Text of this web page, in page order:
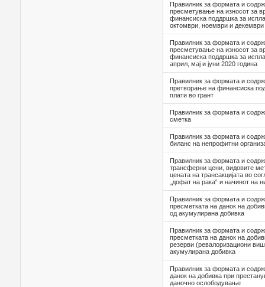
Правилник за формата и
пресметување на износот за
финансиска поддршка за
октомври, ноември и декември
Правилник за формата и
пресметување на износот за
финансиска поддршка за
април, мај и јуни 2020 година
Правилник за формата и
претворање на финансиска
плати во грант
Правилник за формата и
сметка
Правилник за формата и
биланс на непрофитни
Правилник за формата и
трансферни цени, видовите
цената на трансакцијата во
„дофат на рака“ и начинот на
Правилник за формата и
пресметката на данок на
од акумулирана добивка
Правилник за формата и
пресметката на данок на
резерви (ревалоризациони
акумулирана добивка
Правилник за формата и
данок на добивка при
даночно ослободување